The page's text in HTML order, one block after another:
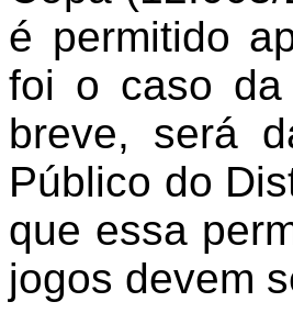
é permitido
foi o caso da
breve, será
Público do
que essa
jogos devem